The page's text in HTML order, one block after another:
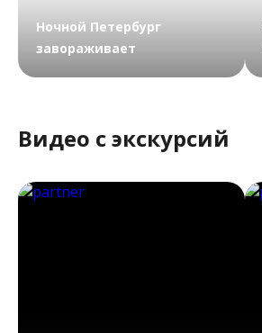
Ночной Петербург
завораживает
Видео с экскурсий